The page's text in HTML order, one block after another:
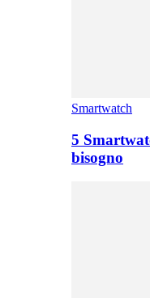
Smartwatch
5
bisogno